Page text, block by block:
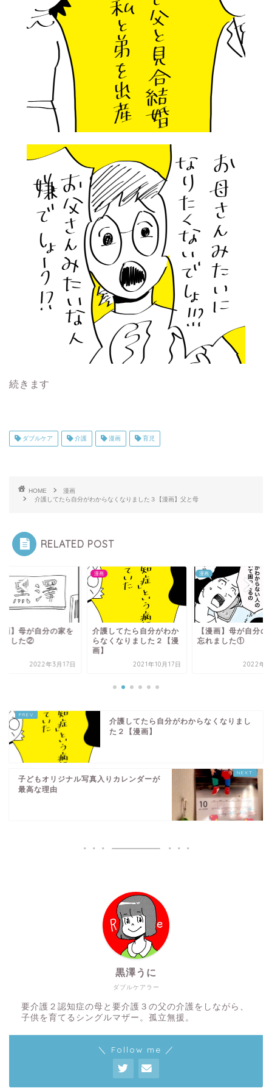
続きます
ダブルケア 介護 漫画 育児
HOME
漫画
介護してたら自分がわからなくなりました３【漫画】父と母
RELATED POST
画】母が自分の家を
ました②
2022年3月17日
漫画
介護してたら自分がわか
らなくなりました２【漫
画】
2021年10月17日
漫画
【漫画】母が自分の
忘れました①
2022年3
介護してたら自分がわからなくなりまし
た２【漫画】
子どもオリジナル写真入りカレンダーが
最高な理由
ダブルケアラー
黒澤うに
要介護２認知症の母と要介護３の父の介護をしながら、
子供を育てるシングルマザー。孤立無援。
＼ Follow me ／